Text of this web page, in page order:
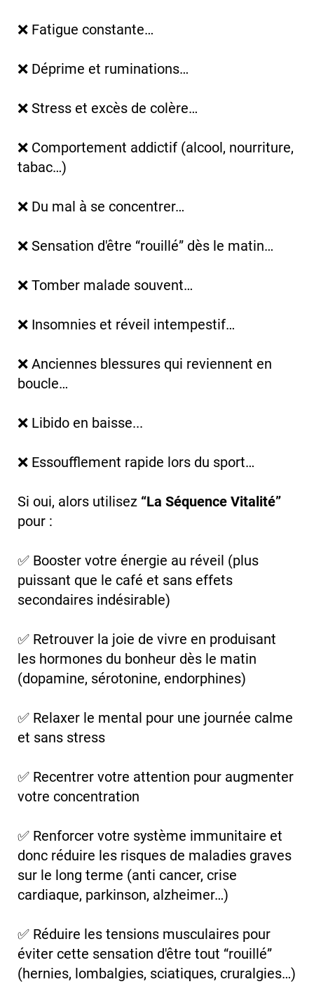
❌ Fatigue constante…
❌ Déprime et ruminations…
❌ Stress et excès de colère…
❌ Comportement addictif (alcool, nourriture,
tabac…)
❌ Du mal à se concentrer…
❌ Sensation d'être “rouillé” dès le matin…
❌ Tomber malade souvent…
❌ Insomnies et réveil intempestif…
❌ Anciennes blessures qui reviennent en
boucle…
❌ Libido en baisse...
❌ Essoufflement rapide lors du sport…
Si oui, alors utilisez “La Séquence Vitalité”
pour :
✅ Booster votre énergie au réveil (plus
puissant que le café et sans effets
secondaires indésirable)
✅ Retrouver la joie de vivre en produisant
les hormones du bonheur dès le matin
(dopamine, sérotonine, endorphines)
✅ Relaxer le mental pour une journée calme
et sans stress
✅ Recentrer votre attention pour augmenter
votre concentration
✅ Renforcer votre système immunitaire et
donc réduire les risques de maladies graves
sur le long terme (anti cancer, crise
cardiaque, parkinson, alzheimer…)
✅ Réduire les tensions musculaires pour
éviter cette sensation d'être tout “rouillé”
(hernies, lombalgies, sciatiques, cruralgies…)